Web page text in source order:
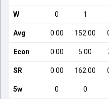
W 0 1
Avg 0.00 152.00
Econ 0.00 5.00
SR 0.00 162.00
5w 0 0